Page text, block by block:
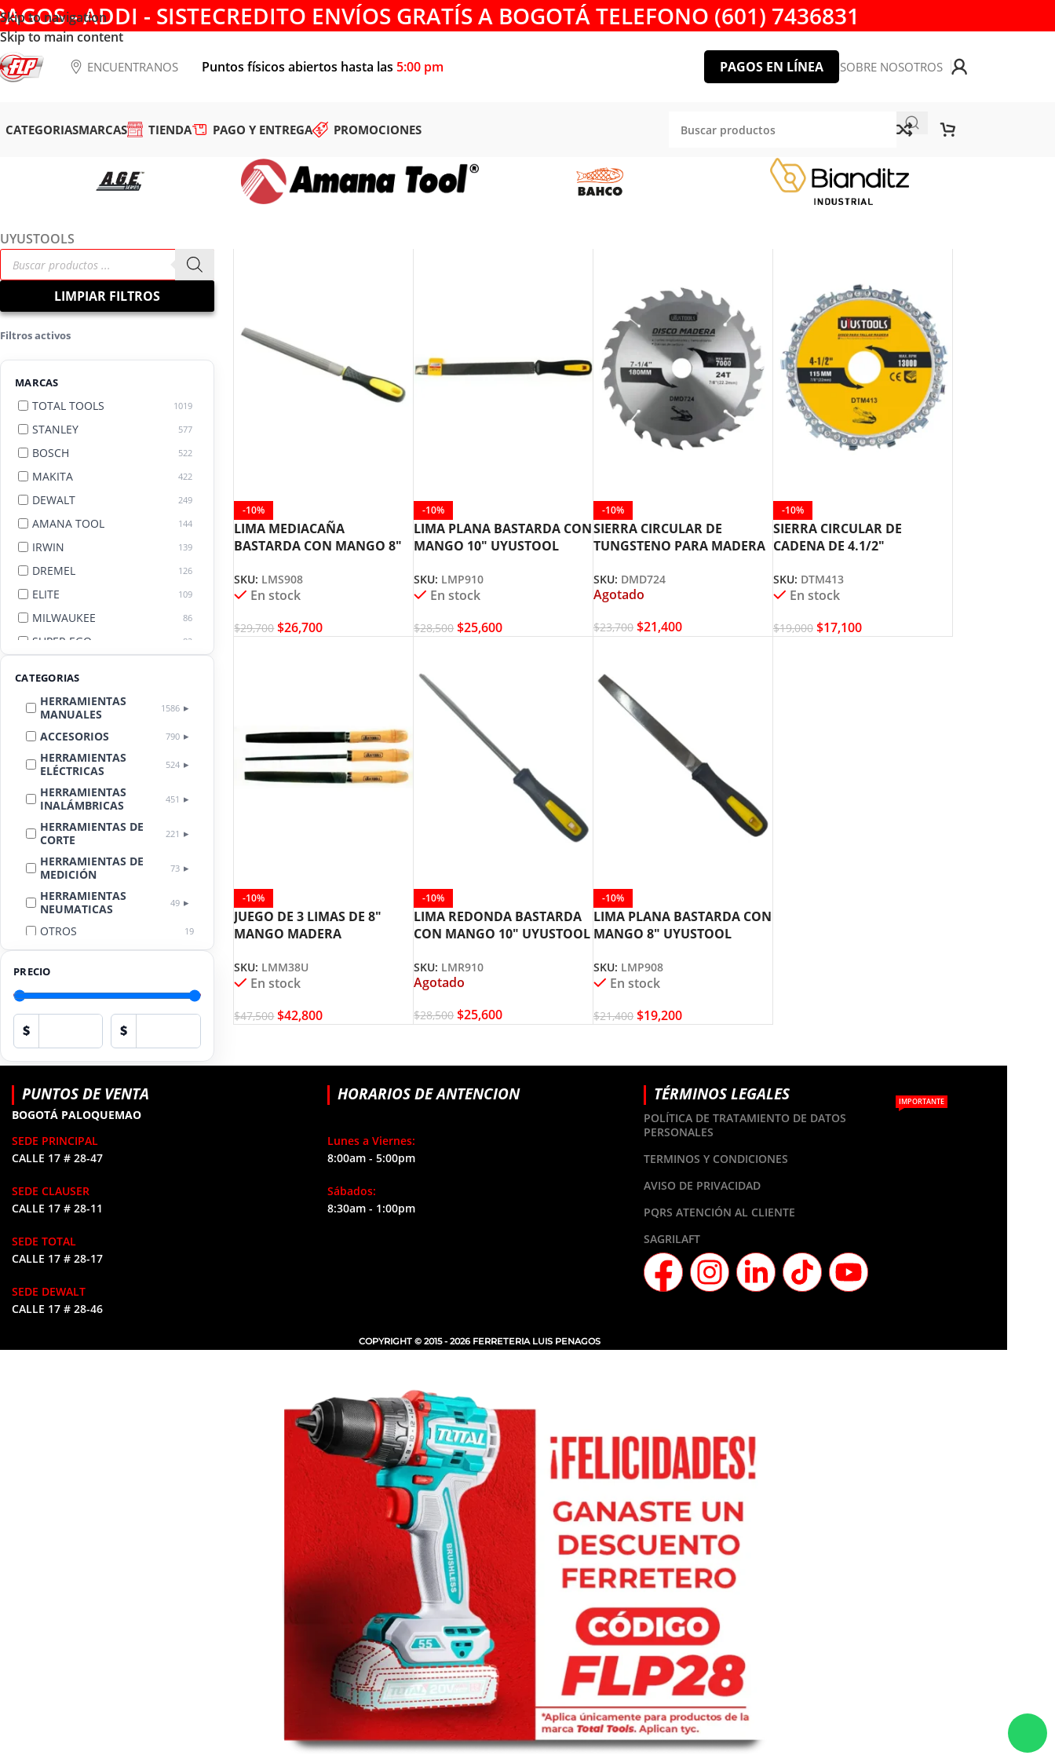
Skip to navigation
Skip to main content
- ADDI - SISTECREDITO ENVÍOS GRATÍS A BOGOTÁ TELEFONO (601) 7436831
ENCUENTRANOS Puntos físicos abiertos hasta las 5:00 pm PAGOS EN LÍNEA SOBRE NOSOTROS
CATEGORIASMARCAS TIENDA PAGO Y ENTREGA PROMOCIONES
UYUSTOOLS
LIMPIAR FILTROS
Filtros activos
MARCAS
TOTAL TOOLS 1019
STANLEY 577
BOSCH 522
MAKITA 422
DEWALT 249
AMANA TOOL 144
IRWIN 139
DREMEL 126
ELITE 109
MILWAUKEE 86
SUPER EGO 82
CATEGORIAS
HERRAMIENTAS
MANUALES
1586
ACCESORIOS 790
HERRAMIENTAS
ELÉCTRICAS
524
HERRAMIENTAS
INALÁMBRICAS
451
HERRAMIENTAS DE
CORTE
221
HERRAMIENTAS DE
MEDICIÓN
73
HERRAMIENTAS
NEUMATICAS
49
OTROS 19
LIMPIEZA
AUTOMOTRIZ
PROTECCIÓN
PERSONAL
17
HERRAMIENTAS
HIDRÁULICAS
HERRAMIENTAS DE
PRECIO
$ $
-10%
LIMA MEDIACAÑA
BASTARDA CON MANGO 8″
SKU: LMS908
En stock
$29,700 $26,700
-10%
LIMA PLANA BASTARDA CON
MANGO 10″ UYUSTOOL
SKU: LMP910
En stock
$28,500 $25,600
-10%
SIERRA CIRCULAR DE
TUNGSTENO PARA MADERA
DMD724
SKU: DMD724
Agotado
$23,700 $21,400
-10%
SIERRA CIRCULAR DE
CADENA DE 4.1/2″
SKU: DTM413
En stock
$19,000 $17,100
-10%
JUEGO DE 3 LIMAS DE 8″
MANGO MADERA
SKU: LMM38U
En stock
$47,500 $42,800
-10%
LIMA REDONDA BASTARDA
CON MANGO 10″ UYUSTOOL
SKU: LMR910
Agotado
$28,500 $25,600
-10%
LIMA PLANA BASTARDA CON
MANGO 8″ UYUSTOOL
SKU: LMP908
En stock
$21,400 $19,200
PUNTOS DE VENTA
BOGOTÁ PALOQUEMAO
SEDE PRINCIPAL
CALLE 17 # 28-47
SEDE CLAUSER
CALLE 17 # 28-11
SEDE TOTAL
CALLE 17 # 28-17
SEDE DEWALT
CALLE 17 # 28-46
HORARIOS DE ANTENCION
Lunes a Viernes:
8:00am - 5:00pm
Sábados:
8:30am - 1:00pm
TÉRMINOS LEGALES
POLÍTICA DE TRATAMIENTO DE DATOS
PERSONALES
IMPORTANTE
TERMINOS Y CONDICIONES
AVISO DE PRIVACIDAD
PQRS ATENCIÓN AL CLIENTE
SAGRILAFT
COPYRIGHT © 2015 - 2026 FERRETERIA LUIS PENAGOS